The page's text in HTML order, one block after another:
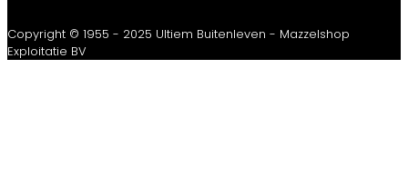
Copyright © 1955 - 2025 Ultiem Buitenleven - Mazzelshop
Exploitatie BV